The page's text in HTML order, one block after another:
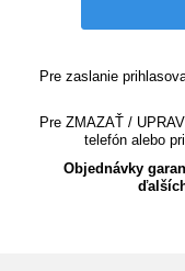
Pre zaslanie
Pre ZMAZAŤ /
telefón alebo
Objednávky